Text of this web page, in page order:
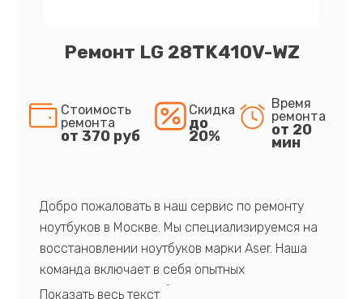
Ремонт LG 28TK410V-WZ
Стоимость
ремонта
от 370 руб
Скидка
до
20%
Время
ремонта
от 20
мин
Добро пожаловать в наш сервис по ремонту
ноутбуков в Москве. Мы специализируемся на
восстановлении ноутбуков марки Aser. Наша
команда включает в себя опытных
профессионалов с обширными знаниями и